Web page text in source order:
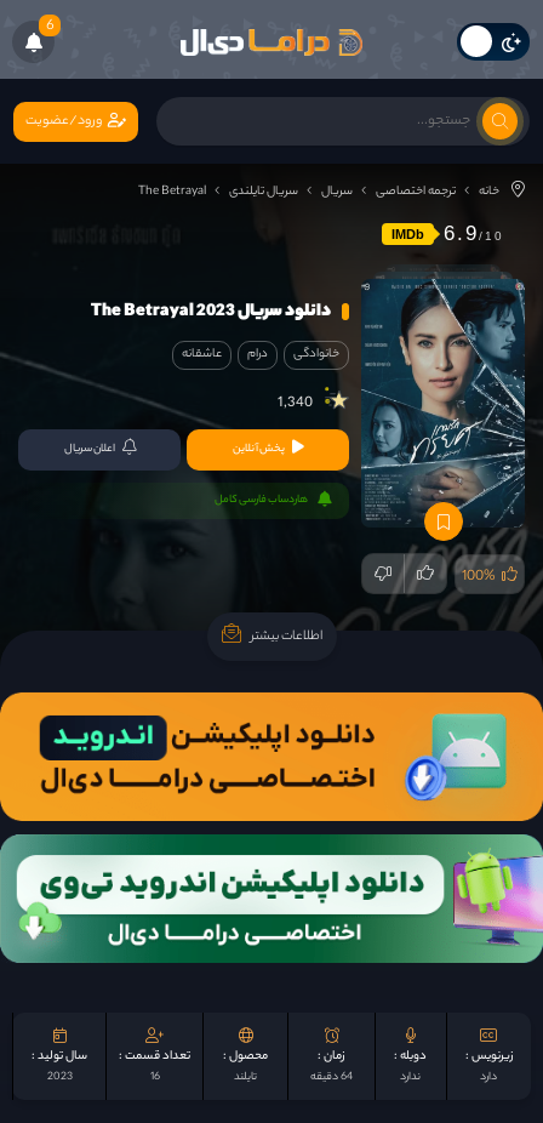
6
ورود/عضویت
خانه ترجمه اختصاصی سریال سریال تایلندی The Betrayal
IMDb 6.9
100%
دانلود سریال The Betrayal 2023
خانوادگی درام عاشقانه
1,340
پخش آنلاین اعلان سریال
هاردساب فارسی کامل
اطلاعات بیشتر
زیرنویس :
دارد
دوبله :
ندارد
زمان :
64 دقیقه
محصول :
تایلند
تعداد قسمت :
16
سال تولید :
2023